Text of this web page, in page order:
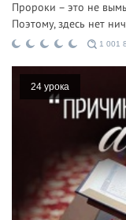
Пророки – это не
Поэтому, здесь нет
1 001
24 урока